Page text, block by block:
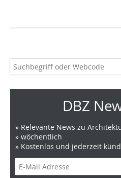
DBZ
» Relevante News zu
» wöchentlich
» Kostenlos und jederzeit